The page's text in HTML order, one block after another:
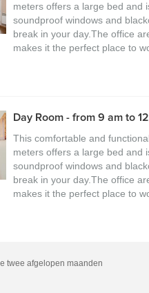
meters offers a large bed and
soundproof windows and
break in your day.The office
makes it the perfect place to
Day Room - from 9 am to
This comfortable and
meters offers a large bed and
soundproof windows and
break in your day.The office
makes it the perfect place to
twee afgelopen maanden